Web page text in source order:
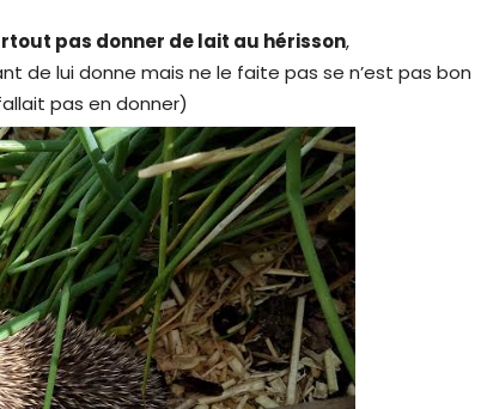
pas donner de lait au hérisson,
de lui donne mais ne le faite pas se n’est pas bon
pas en donner)